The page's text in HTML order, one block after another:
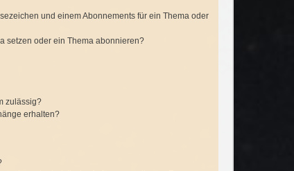
und einem Abonnements für ein Thema oder
setzen oder ein Thema abonnieren?
zulässig?
erhalten?